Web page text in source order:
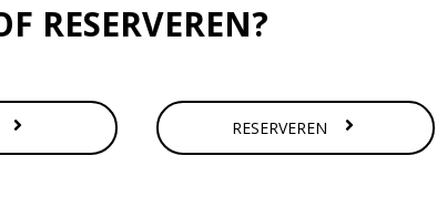
RESERVEREN?
RESERVEREN